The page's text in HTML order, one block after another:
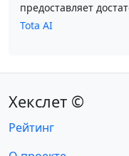
предоставляет
Tota AI
Хекслет ©
Рейтинг